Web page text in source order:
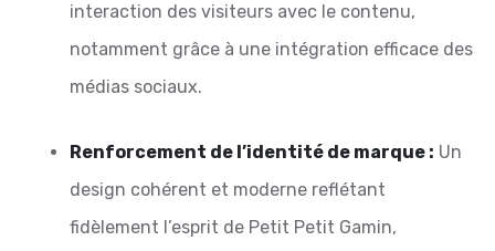
interaction des visiteurs avec le contenu,
notamment grâce à une intégration efficace des
médias sociaux.
Renforcement de l’identité de marque : Un
design cohérent et moderne reflétant
fidèlement l’esprit de Petit Petit Gamin,